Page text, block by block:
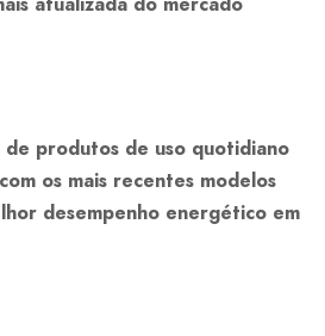
de produtos de uso quotidiano
os mais recentes modelos
desempenho energético em